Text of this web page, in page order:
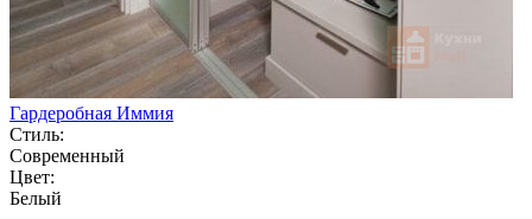
Гардеробная Иммия
Стиль:
Современный
Цвет:
Белый